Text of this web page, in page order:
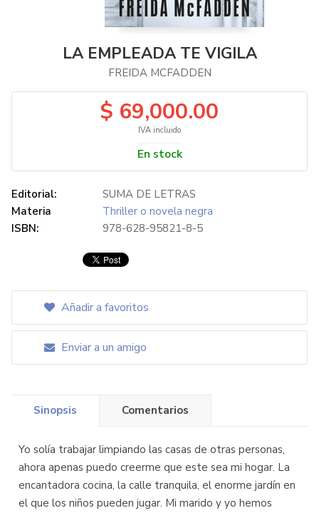
LA EMPLEADA TE VIGILA
FREIDA MCFADDEN
$ 69,000.00
IVA incluido
En stock
Editorial:
SUMA DE LETRAS
Materia
Thriller o novela negra
ISBN:
978-628-95821-8-5
Añadir a favoritos
Enviar a un amigo
Sinopsis Comentarios
Yo solía trabajar limpiando las casas de otras personas,
ahora apenas puedo creerme que este sea mi hogar. La
encantadora cocina, la calle tranquila, el enorme jardín en
el que los niños pueden jugar. Mi marido y yo hemos